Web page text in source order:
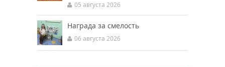
05 августа 2026
Награда за смелость
06 августа 2026